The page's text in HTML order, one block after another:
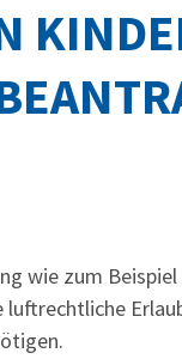
wie zum
luftrechtliche